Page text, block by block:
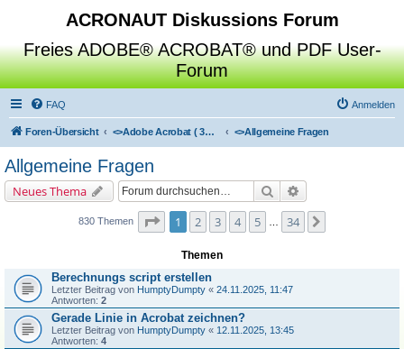
ACRONAUT Diskussions Forum
Freies ADOBE® ACROBAT® und PDF User-
Forum
FAQ Anmelden
Foren-Übersicht <>Adobe Acrobat ( 3D / Professional / Standard / Reader / Distiller ) <>Allgemeine Fragen
Allgemeine Fragen
Neues Thema Suche
830 Themen Seite von
1 2 3 4 5 34
Themen
Berechnungs script erstellen
Letzter Beitrag von HumptyDumpty « 24.11.2025, 11:47
Antworten: 2
Gerade Linie in Acrobat zeichnen?
Letzter Beitrag von HumptyDumpty « 12.11.2025, 13:45
Antworten: 4